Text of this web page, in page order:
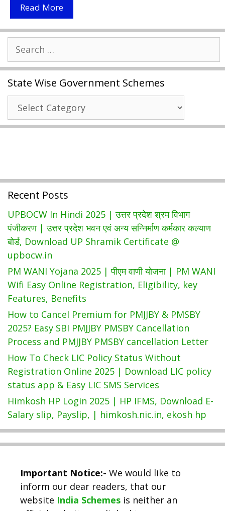
Read MorePradhan
Mantri
Gramin
List
|
प्रधानमंत्री
आवास
योजना
2022
कैसे
देखें
|
PMAY
Gramin
for:
State Wise Government Schemes
State
Wise
Government
Recent Posts
UPBOCW In Hindi 2025 | उत्तर प्रदेश श्रम विभाग
पंजीकरण | उत्तर प्रदेश भवन एवं अन्य सन्निर्माण कर्मकार कल्याण
बोर्ड, Download UP Shramik Certificate @
upbocw.in
PM WANI Yojana 2025 | पीएम वाणी योजना | PM WANI
Wifi Easy Online Registration, Eligibility, key
Features, Benefits
How to Cancel Premium for PMJJBY & PMSBY
2025? Easy SBI PMJJBY PMSBY Cancellation
Process and PMJJBY PMSBY cancellation Letter
How To Check LIC Policy Status Without
Registration Online 2025 | Download LIC policy
status app & Easy LIC SMS Services
Himkosh HP Login 2025 | HP IFMS, Download E-
Salary slip, Payslip, | himkosh.nic.in, ekosh hp
Important Notice:- We would like to
inform our dear readers, that our
website India Schemes is neither an